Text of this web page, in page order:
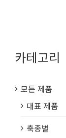
카테고리
모든 제품
대표 제품
축종별